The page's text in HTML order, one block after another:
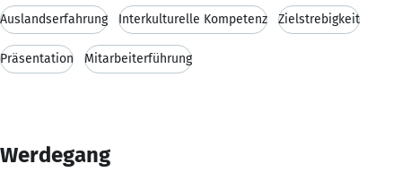
Auslandserfahrung Interkulturelle Kompetenz Zielstrebigkeit
Präsentation Mitarbeiterführung
Werdegang